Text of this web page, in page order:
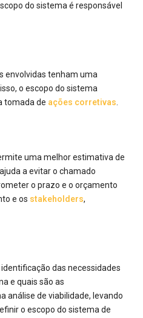
do sistema é responsável
envolvidas tenham uma
o escopo do sistema
tomada de ações corretivas
uma melhor estimativa de
a evitar o chamado
o prazo e o orçamento
e os stakeholders,
das necessidades
e quais são as
análise de viabilidade, levando
o escopo do sistema de